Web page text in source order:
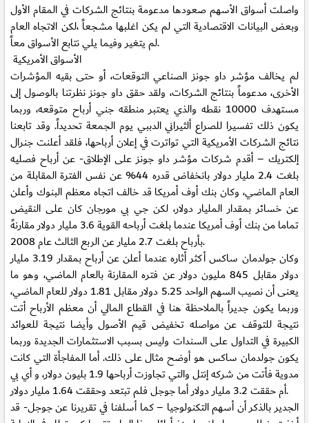
واصلت أسواق الأسهم صعودها مدعومة بنتائج الشركات في المقام الأول
وبعض البيانات الاقتصادية التي لم يكن اغلبها مشجعاً ،لكن الاتجاه العام
لم يتغير وفيما يلي نتابع الأسواق معاً.
الأسواق الأمريكية
لم يخالف مؤشر داو جونز الصناعي التوقعات، أو حتى بقيه المؤشرات
الأخرى، مدعوماً بنتائج الشركات، ولقد حقق داو جونز نظرتنا بالوصول إلى
مستهدف 10000 نقطه والذي يعتبر منطقه جني أرباح متوقعه، وربما
يكون ذلك تفسيرا للصراع ألثيراني الدببي يوم الجمعة تحديداً. وقد تابعنا
نتائج الشركات الأمريكية التي تواترت في إعلان أرباحها، فلقد أعلنت جنرال
إلكتريك – أقدم شركات مؤشر داو جونز على الإطلاق- عن أرباح فصليه
بلغت 2.4 مليار دولار بانخفاض قدره 44% عن نفس الفترة المقابلة من
العام الماضي، وكان بنك أوف أمريكا قد خالف اتجاه معظم البنوك وأعلن
عن خسائر بمقدار المليار دولار، لكن جي بي مورجان كان على النقيض
تماما من بنك أوف أمريكا عندما بلغت أرباحه القوية 3.6 مليار دولار مقارنهً
بأرباح بلغت 2.7 مليار عن الربع الثالث عام 2008.
وكان جولدمان ساكس أكثر أثاره عندما أعلن عن أرباح بمقدار 3.19 مليار
دولار مقابل 845 مليون دولار عن فتره المقارنة بالعام الماضي، وهو ما
يعنى أن نصيب السهم الواحد 5.25 دولار مقابل 1.81 دولار للعام الماضي،
وربما يكون جديراً بالملاحظة هنا في القطاع المالي أن معظم الأرباح أتت
نتيجة للتوقف عن مواصله تخفيض قيم الأصول وأيضا نتيجة للعوائد
الكبيرة في التداول على السندات وليس بسبب الاستثمارات الجديدة وربما
يكون جولدمان ساكس هو أوضح مثال على ذلك. أما المفاجأة التي كانت
مدوية فأتت من شركه إنتل والتي تجاوزت أرباحها 1.9 بليون دولار، و أي بي
أم حققت 3.2 مليار دولار أما جوجل فلم تبتعد وحققت 1.64 مليار دولار.
الجدير بالذكر أن أسهم التكنولوجيا – كما أسلفنا في تقريرنا عن جوجل- قد